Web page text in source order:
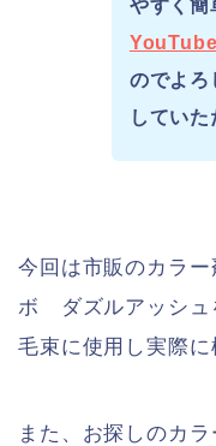
やすく簡
YouTube
のでよろ
していた
今回は市販のカラ
ボ ダズルアッシュ
毛束に使用し実際に
また、お探しのカ